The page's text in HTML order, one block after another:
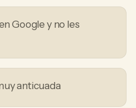
Google y no les
anticuada